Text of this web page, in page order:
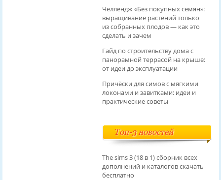
Челлендж «Без покупных семян»:
выращивание растений только
из собранных плодов — как это
сделать и зачем
Гайд по строительству дома с
панорамной террасой на крыше:
от идеи до эксплуатации
Причёски для симов с мягкими
локонами и завитками: идеи и
практические советы
Топ-3 новостей
The sims 3 (18 в 1) сборник всех
дополнений и каталогов скачать
бесплатно